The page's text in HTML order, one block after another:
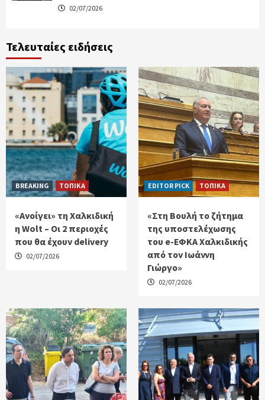
02/07/2026
Τελευταίες ειδήσεις
BREAKING ΤΟΠΙΚΑ
«Ανοίγει» τη Χαλκιδική
η Wolt – Οι 2 περιοχές
που θα έχουν delivery
02/07/2026
EDITOR PICK ΤΟΠΙΚΑ
«Στη Βουλή το ζήτημα
της υποστελέχωσης
του e-ΕΦΚΑ Χαλκιδικής
από τον Ιωάννη
Γιώργο»
02/07/2026